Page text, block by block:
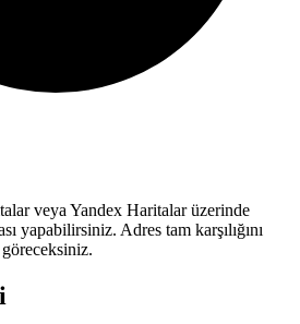
veya Yandex Haritalar üzerinde
yapabilirsiniz. Adres tam karşılığını